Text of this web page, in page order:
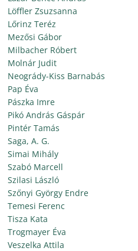
Löffler Zsuzsanna
Lőrinz Teréz
Mezősi Gábor
Milbacher Róbert
Molnár Judit
Neogrády-Kiss Barnabás
Pap Éva
Pászka Imre
Pikó András Gáspár
Pintér Tamás
Saga, A. G.
Simai Mihály
Szabó Marcell
Szilasi László
Szőnyi György Endre
Temesi Ferenc
Tisza Kata
Trogmayer Éva
Veszelka Attila